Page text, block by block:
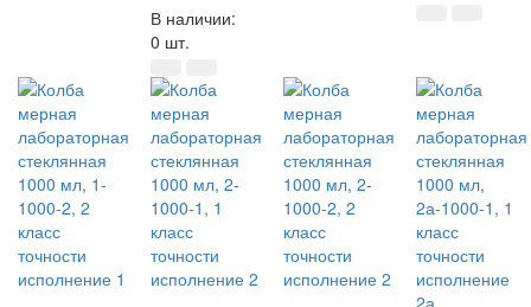
В наличии:
0 шт.